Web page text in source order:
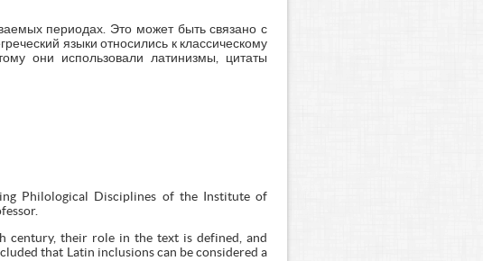
периодах. Это может быть связано с
языки относились к классическому
они использовали латинизмы, цитаты
Philological Disciplines of the Institute of
century, their role in the text is defined, and
that Latin inclusions can be considered a